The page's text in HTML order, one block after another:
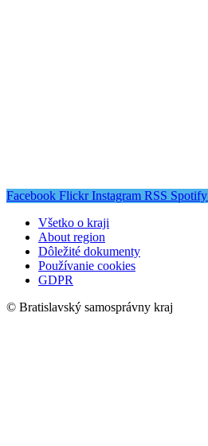
Facebook Flickr Instagram RSS Spotify
Všetko o kraji
About region
Dôležité dokumenty
Používanie cookies
GDPR
© Bratislavský samosprávny kraj